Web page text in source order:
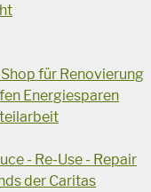
für Renovierung
Energiesparen
- Re-Use - Repair
der Caritas